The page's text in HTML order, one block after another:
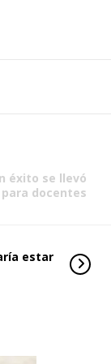
éxito se llevó
docentes
estar